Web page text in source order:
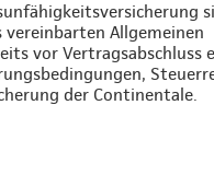
vereinbarten Allgemeinen
vor Vertragsabschluss
der Continentale.